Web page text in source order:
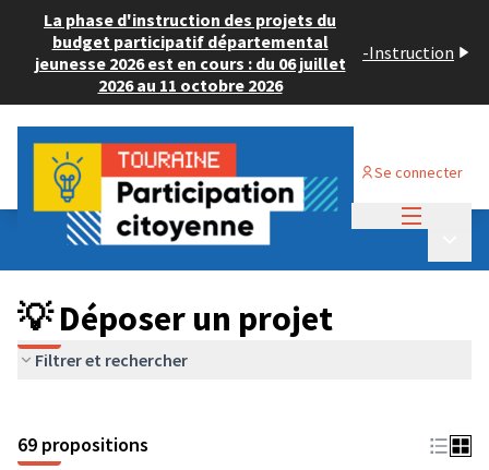
La phase d'instruction des projets du
budget participatif départemental
jeunesse 2026 est en cours : du 06 juillet
2026 au 11 octobre 2026
-Instruction
Se connecter
Budget Participatif ADULTE 2024
💡 Déposer un projet
💡 Déposer un projet
Filtrer et rechercher
69 propositions